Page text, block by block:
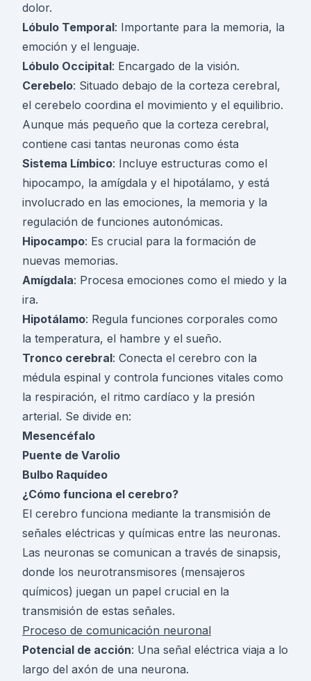
dolor.
Lóbulo Temporal: Importante para la memoria, la
emoción y el lenguaje.
Lóbulo Occipital: Encargado de la visión.
Cerebelo: Situado debajo de la corteza cerebral,
el cerebelo coordina el movimiento y el equilibrio.
Aunque más pequeño que la corteza cerebral,
contiene casi tantas neuronas como ésta
Sistema Límbico: Incluye estructuras como el
hipocampo, la amígdala y el hipotálamo, y está
involucrado en las emociones, la memoria y la
regulación de funciones autonómicas.
Hipocampo: Es crucial para la formación de
nuevas memorias.
Amígdala: Procesa emociones como el miedo y la
ira.
Hipotálamo: Regula funciones corporales como
la temperatura, el hambre y el sueño.
Tronco cerebral: Conecta el cerebro con la
médula espinal y controla funciones vitales como
la respiración, el ritmo cardíaco y la presión
arterial. Se divide en:
Mesencéfalo
Puente de Varolio
Bulbo Raquídeo
¿Cómo funciona el cerebro?
El cerebro funciona mediante la transmisión de
señales eléctricas y químicas entre las neuronas.
Las neuronas se comunican a través de sinapsis,
donde los neurotransmisores (mensajeros
químicos) juegan un papel crucial en la
transmisión de estas señales.
Proceso de comunicación neuronal
Potencial de acción: Una señal eléctrica viaja a lo
largo del axón de una neurona.